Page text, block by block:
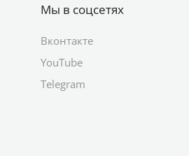
Мы в соцсетях
Вконтакте
YouTube
Telegram